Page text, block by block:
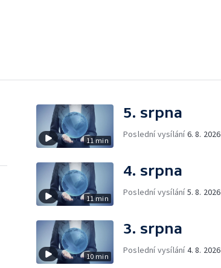
11 min
5. srpna
Poslední vysílání6. 8. 2026
11 min
4. srpna
Poslední vysílání5. 8. 2026
10 min
3. srpna
Poslední vysílání4. 8. 2026